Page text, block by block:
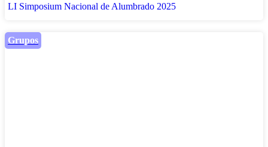
LI Simposium Nacional de Alumbrado 2025
Grupos